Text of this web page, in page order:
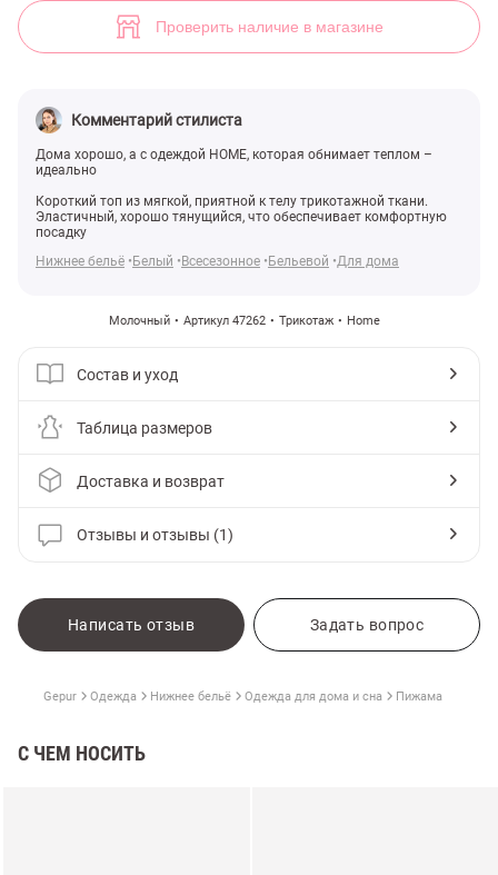
Проверить наличие в магазине
Комментарий стилиста
Дома хорошо, а с одеждой HOME, которая обнимает теплом –
идеально
Короткий топ из мягкой, приятной к телу трикотажной ткани.
Эластичный, хорошо тянущийся, что обеспечивает комфортную
посадку
Нижнее бельё
Белый Всесезонное Бельевой Для дома
Молочный Артикул 47262 Трикотаж Home
Состав и уход
Таблица размеров
Доставка и возврат
Отзывы и отзывы (1)
Написать отзыв Задать вопрос
Gepur Одежда Нижнее бельё Одежда для дома и сна Пижама
С ЧЕМ НОСИТЬ
Молочный трикотажный топ с драпировкой (арт. 47262) ♡